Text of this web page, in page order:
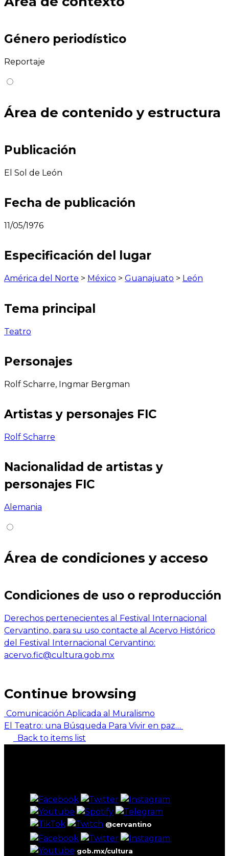
Género periodístico
Reportaje
Área de contenido y estructura
Publicación
El Sol de León
Fecha de publicación
11/05/1976
Especificación del lugar
América del Norte > México > Guanajuato > León
Tema principal
Teatro
Personajes
Rolf Scharre, Ingmar Bergman
Artistas y personajes FIC
Rolf Scharre
Nacionalidad de artistas y
personajes FIC
Alemania
Área de condiciones y acceso
Condiciones de uso o reproducción
Derechos pertenecientes al Festival Internacional
Cervantino, para su uso contacte al Acervo Histórico
del Festival Internacional Cervantino:
acervo.fic@cultura.gob.mx
Continue browsing
Comunicación Aplicada al Muralismo
El Teatro: una Búsqueda Para Vivir en paz…
Back to items list
@cervantino
gob.mx/cultura